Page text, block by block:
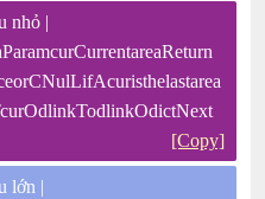
nhỏ |
[Copy]
lớn |